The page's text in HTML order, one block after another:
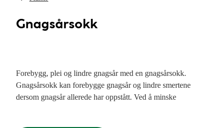
Gnagsårsokk
Forebygg, plei og lindre gnagsår med en gnagsårsokk.
Gnagsårsokk kan forebygge gnagsår og lindre smertene
dersom gnagsår allerede har oppstått. Ved å minske